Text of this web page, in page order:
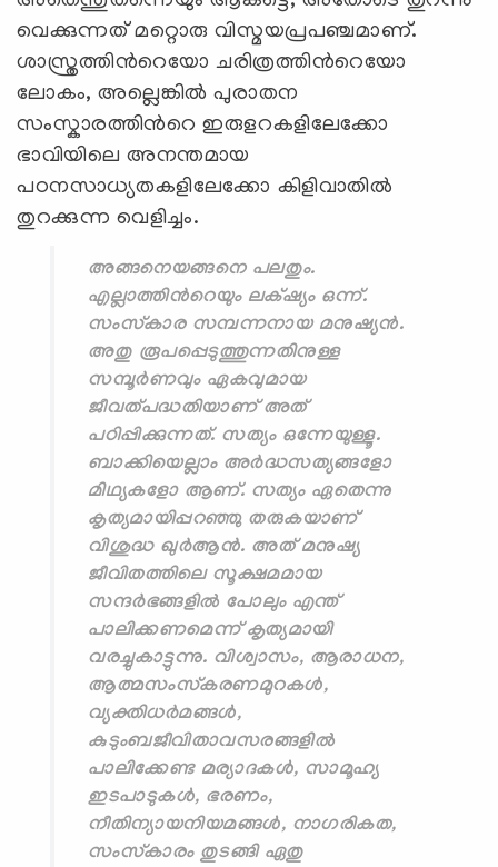
വെക്കുന്നത് മറ്റൊരു വിസ്മയപ്രപഞ്ചമാണ്‌.
ശാസ്ത്രത്തിന്‍റെയോ ചരിത്രത്തിന്‍റെയോ
ലോകം, അല്ലെങ്കില്‍ പുരാതന
സംസ്കാരത്തിന്‍റെ ഇരുളറകളിലേക്കോ
ഭാവിയിലെ അനന്തമായ
പഠനസാധ്യതകളിലേക്കോ കിളിവാതില്‍
തുറക്കുന്ന വെളിച്ചം.
അങ്ങനെയങ്ങനെ പലതും.
എല്ലാത്തിന്‍റെയും ലക്‌ഷ്യം ഒന്ന്.
സംസ്കാര സമ്പന്നനായ മനുഷ്യന്‍.
അതു രൂപപ്പെടുത്തുന്നതിനുള്ള
സമ്പൂര്‍ണവും ഏകവുമായ
ജീവത്പദ്ധതിയാണ് അത്
പഠിപ്പിക്കുന്നത്. സത്യം ഒന്നേയുള്ളൂ.
ബാക്കിയെല്ലാം അര്‍ദ്ധസത്യങ്ങളോ
മിഥ്യകളോ ആണ്. സത്യം ഏതെന്നു
കൃത്യമായിപ്പറഞ്ഞു തരുകയാണ്‌
വിശുദ്ധ ഖുര്‍ആന്‍. അത് മനുഷ്യ
ജീവിതത്തിലെ സൂക്ഷമമായ
സന്ദര്‍ഭങ്ങളില്‍ പോലും എന്ത്
പാലിക്കണമെന്ന് കൃത്യമായി
വരച്ചുകാട്ടുന്നു. വിശ്വാസം, ആരാധന,
ആത്മസംസ്കരണമുറകള്‍,
വ്യക്തിധര്‍മങ്ങള്‍,
കുടുംബജീവിതാവസരങ്ങളില്‍
പാലിക്കേണ്ട മര്യാദകള്‍, സാമൂഹ്യ
ഇടപാടുകള്‍, ഭരണം,
നീതിന്യായനിയമങ്ങള്‍, നാഗരികത,
സംസ്കാരം തുടങ്ങി ഏതു